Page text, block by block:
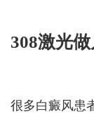
308激光
很多白癜风患